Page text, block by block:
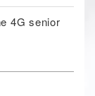
4G senior